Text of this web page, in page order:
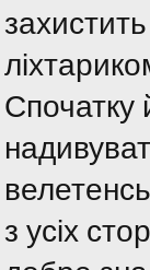
Спочатку
з усіх